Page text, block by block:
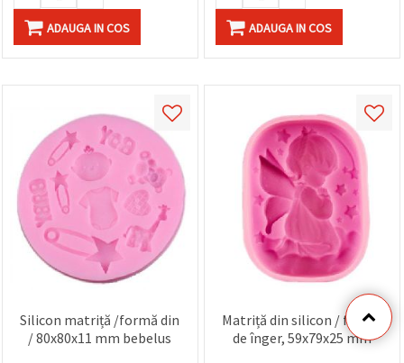
ADAUGA IN COS ADAUGA IN COS
Silicon matriță /formă din
/ 80x80x11 mm bebelus
Matriță din silicon / formă
de înger, 59x79x25 mm